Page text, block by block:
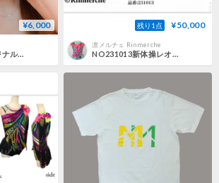
¥6,000
渡辺美奈代オリジナル Mベースボールキャップ2
残り1点 ¥50,000
凛メルチェ Rinmerche
NO231013新体操レオタード サイズ：幅S×丈M 黒（ブラック、ピンク